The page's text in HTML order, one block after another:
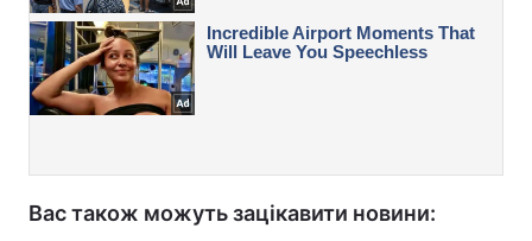
Вас також можуть зацікавити новини: